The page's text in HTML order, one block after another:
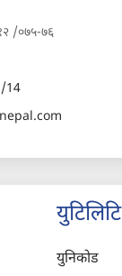
/०७५-७६
14
युटिलिटि
युनिकोड